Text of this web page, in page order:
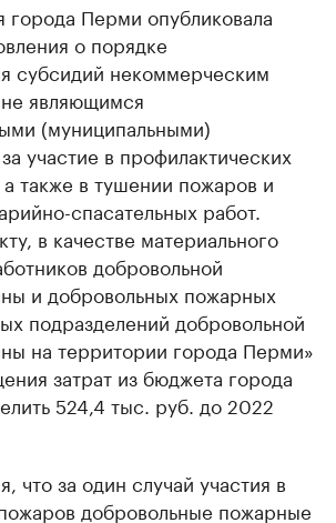
города Перми опубликовала
о порядке
субсидий некоммерческим
являющимся
(муниципальными)
участие в профилактических
также в тушении пожаров и
спасательных работ.
в качестве материального
добровольной
и добровольных пожарных
подразделений добровольной
на территории города Перми»
затрат из бюджета города
524,4 тыс. руб. до 2022
что за один случай участия в
добровольные пожарные